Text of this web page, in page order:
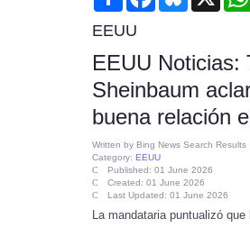
EEUU
EEUU Noticias:
Sheinbaum
buena relación
Written by Bing News Search Results
Category: EEUU
Published: 01 June 2026
Created: 01 June 2026
Last Updated: 01 June 2026
La mandataria puntualizó